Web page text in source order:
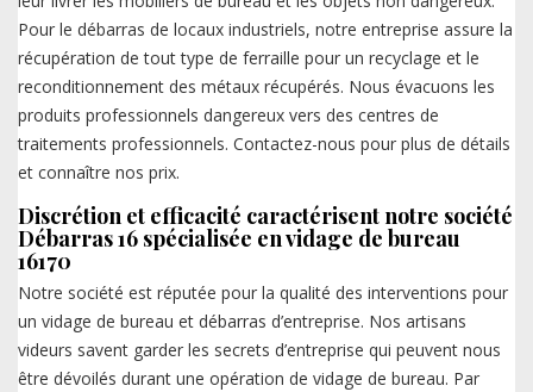
Pour le débarras de locaux industriels, notre entreprise assure la
récupération de tout type de ferraille pour un recyclage et le
reconditionnement des métaux récupérés. Nous évacuons les
produits professionnels dangereux vers des centres de
traitements professionnels. Contactez-nous pour plus de détails
et connaître nos prix.
Discrétion et efficacité caractérisent notre société
Débarras 16 spécialisée en vidage de bureau
16170
Notre société est réputée pour la qualité des interventions pour
un vidage de bureau et débarras d’entreprise. Nos artisans
videurs savent garder les secrets d’entreprise qui peuvent nous
être dévoilés durant une opération de vidage de bureau. Par